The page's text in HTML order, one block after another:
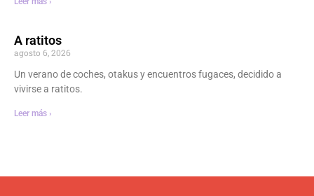
A ratitos
agosto 6, 2026
Un verano de coches, otakus y encuentros fugaces, decidido a
vivirse a ratitos.
Leer más ›